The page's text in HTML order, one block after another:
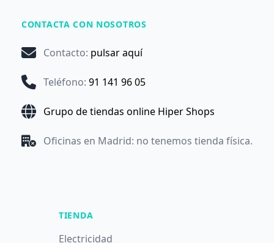
CONTACTA CON NOSOTROS
Contacto: pulsar aquí
Teléfono: 91 141 96 05
Grupo de tiendas online Hiper Shops
Oficinas en Madrid: no tenemos tienda física.
TIENDA
Electricidad